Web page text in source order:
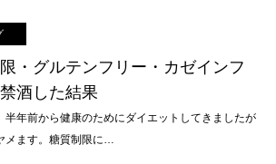
・グルテンフリー・カゼインフ
酒した結果
半年前から健康のためにダイエットしてきましたが
メます。糖質制限に…
ク